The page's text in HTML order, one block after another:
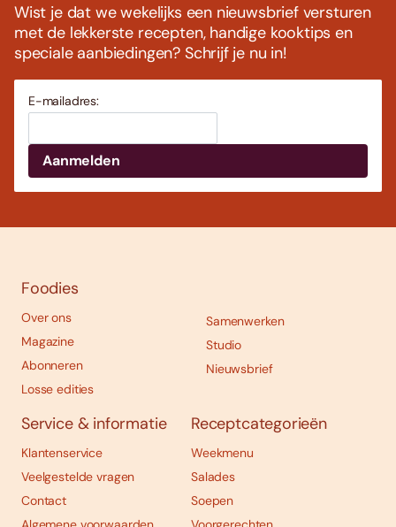
Wist je dat we wekelijks een nieuwsbrief versturen
met de lekkerste recepten, handige kooktips en
speciale aanbiedingen? Schrijf je nu in!
E-mailadres:
Foodies
Over ons
Magazine
Abonneren
Losse edities
Samenwerken
Studio
Nieuwsbrief
Service & informatie
Klantenservice
Veelgestelde vragen
Contact
Receptcategorieën
Weekmenu
Salades
Soepen